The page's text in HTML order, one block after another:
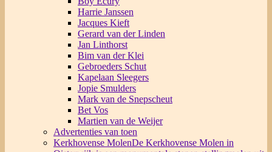
Harrie Janssen
Jacques Kieft
Gerard van der Linden
Jan Linthorst
Bim van der Klei
Gebroeders Schut
Kapelaan Sleegers
Jopie Smulders
Mark van de Snepscheut
Bet Vos
Martien van de Weijer
Advertenties van toen
Kerkhovense MolenDe Kerkhovense Molen in